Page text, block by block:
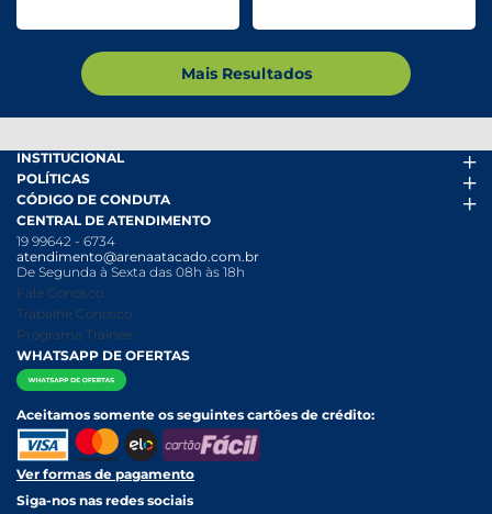
Mais Resultados
INSTITUCIONAL
Arena Mais
Fácil Pra Pagar
Ofertas
Folheto
Nossas Lojas
Nossa História
Relatório Transparência Salarial
POLÍTICAS
Termos de uso
Política de Trocas e Devoluções
Política de Privacidade
Política Anticorrupção
Política de entrega e Retirada
Política de Pagamento
CÓDIGO DE CONDUTA
Código de conduta PDF
Canal de Denúncias
Canal de Denúncias da Mulher
CENTRAL DE ATENDIMENTO
19 99642 - 6734
atendimento@arenaatacado.com.br
De Segunda à Sexta das 08h às 18h
Fale Conosco
Trabalhe Conosco
Programa Trainee
WHATSAPP DE OFERTAS
Aceitamos somente os seguintes cartões de crédito:
Ver formas de pagamento
Siga-nos nas redes sociais